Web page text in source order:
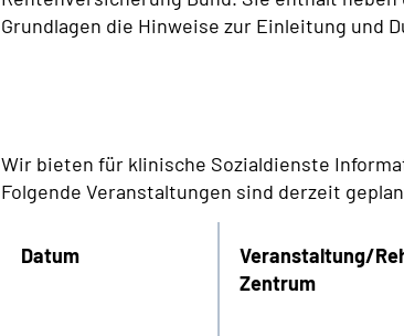
Grundlagen die Hinweise zur Einleitung und
Wir bieten für klinische Sozialdienste
Folgende Veranstaltungen sind derzeit
Datum
Veranstaltung/
Zentrum